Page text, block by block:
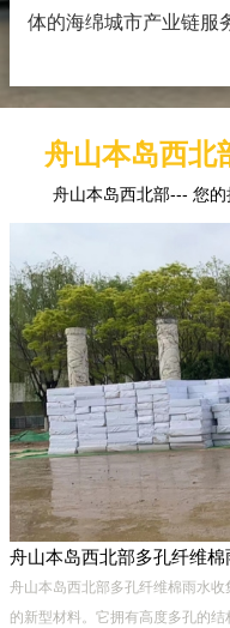
体的海绵城市产业链服
舟山本岛西北
舟山本岛西北部--- 您
舟山本岛西北部多孔纤维棉雨水
的新型材料。它拥有高度多孔的